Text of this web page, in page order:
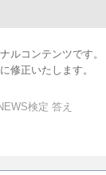
ルコンテンツです
修正いたします。
検定 答え